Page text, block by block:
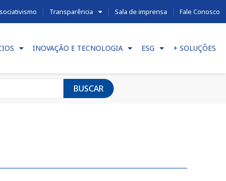
Transparência Sala de imprensa Fale Conosco
INOVAÇÃO E TECNOLOGIA ESG + SOLUÇÕES
BUSCAR